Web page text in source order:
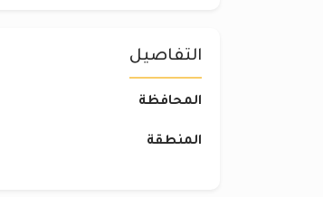
التفاصيل
المحافظة
المنطقة